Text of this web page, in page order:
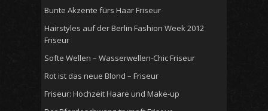
Bunte Akzente fürs Haar Friseur
Hairstyles auf der Berlin Fashion Week 2012
Friseur
Softe Wellen – Wasserwellen-Chic Friseur
Rot ist das neue Blond – Friseur
Friseur: Hochzeit Haare und Make-up